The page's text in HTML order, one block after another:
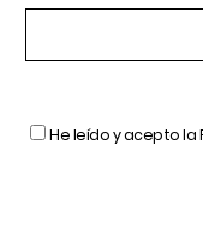
He leído y acepto la